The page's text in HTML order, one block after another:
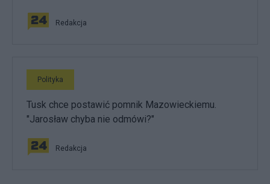
Redakcja
Polityka
Tusk chce postawić pomnik Mazowieckiemu.
"Jarosław chyba nie odmówi?"
Redakcja